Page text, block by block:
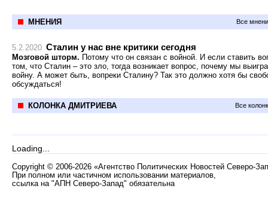
МНЕНИЯ Все
5.2.2020 Сталин у нас вне критики сегодня
Мозговой шторм. Потому что он связан с войной. И если ставить
том, что Сталин – это зло, тогда возникает вопрос, почему мы
войну. А может быть, вопреки Сталину? Так это должно хотя бы
обсуждаться!
КОЛОНКА ДМИТРИЕВА Все
Loading...
Copyright © 2006-2026 «Агентство Политических Новостей Северо-
При полном или частичном использовании материалов,
ссылка на "АПН Северо-Запад" обязательна